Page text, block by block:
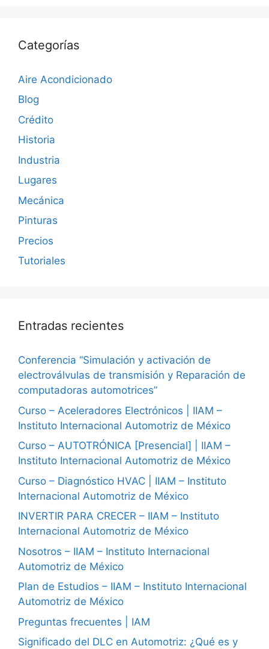
Categorías
Aire Acondicionado
Blog
Crédito
Historia
Industria
Lugares
Mecánica
Pinturas
Precios
Tutoriales
Entradas recientes
Conferencia “Simulación y activación de
electroválvulas de transmisión y Reparación de
computadoras automotrices”
Curso – Aceleradores Electrónicos | IIAM –
Instituto Internacional Automotriz de México
Curso – AUTOTRÓNICA [Presencial] | IIAM –
Instituto Internacional Automotriz de México
Curso – Diagnóstico HVAC | IIAM – Instituto
Internacional Automotriz de México
INVERTIR PARA CRECER – IIAM – Instituto
Internacional Automotriz de México
Nosotros – IIAM – Instituto Internacional
Automotriz de México
Plan de Estudios – IIAM – Instituto Internacional
Automotriz de México
Preguntas frecuentes | IAM
Significado del DLC en Automotriz: ¿Qué es y